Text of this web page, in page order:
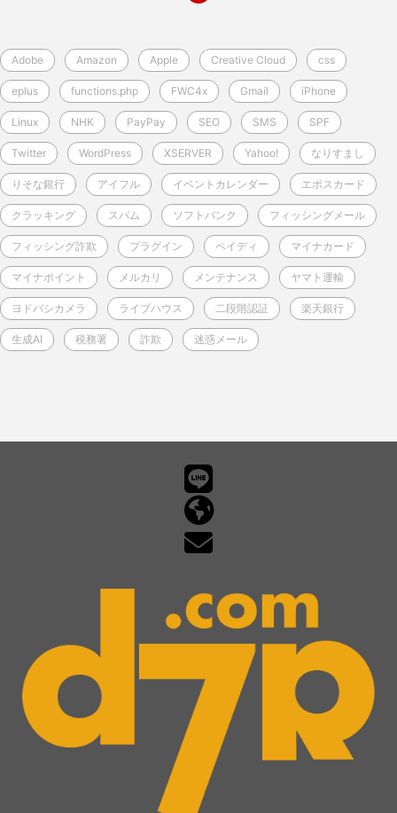
Adobe Amazon Apple Creative Cloud css
eplus functions.php FWC4x Gmail iPhone
Linux NHK PayPay SEO SMS SPF
Twitter WordPress XSERVER Yahoo! なりすまし
りそな銀行 アイフル イベントカレンダー エポスカード
クラッキング スパム ソフトバンク フィッシングメール
フィッシング詐欺 プラグイン ペイディ マイナカード
マイナポイント メルカリ メンテナンス ヤマト運輸
ヨドバシカメラ ライブハウス 二段階認証 楽天銀行
生成AI 税務署 詐欺 迷惑メール